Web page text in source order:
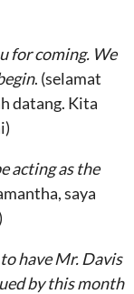
for coming. We
. (selamat
datang. Kita
acting as the
saya
have Mr. Davis
by this month